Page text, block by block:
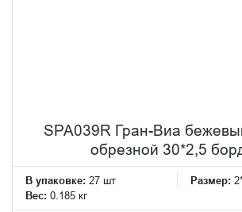
SPA039R Гран-Виа
обрезной 30*2,5
В упаковке: 27 шт Размер:
Вес: 0.185 кг